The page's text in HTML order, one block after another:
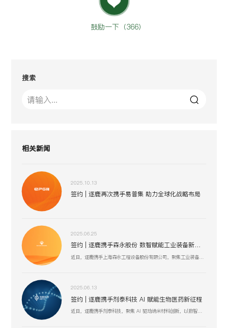
鼓励一下（366）
搜索
相关新闻
2025.10.13
签约 | 逐鹿再次携手易普集 助力全球化战略布局
2025.06.25
签约 | 逐鹿携手森永股份 数智赋能工业装备新生态
近日，逐鹿携手上海森永工程设备股份有限公司，聚焦工业装备数智化升级，以创新技术驱动压力容器、核电设备等业务流程优化，助力上海森永在高端装备制造、跨行业服务中突破创新，开启工业装备数智化发展新征程 。
2025.06.13
签约 | 逐鹿携手剂泰科技 AI 赋能生物医药新征程
近日，逐鹿携手剂泰科技，聚焦 AI 驱动纳米材料创新，以数智化融合助力靶向药物递送与研发技术突破，赋能剂泰科技在疾病治疗新疗法探索、AI 平台迭代升级中加速前行，共筑生物医药数智化创新生态 。